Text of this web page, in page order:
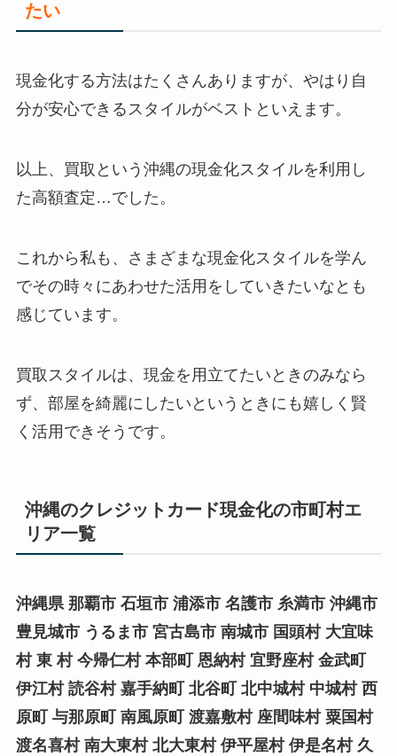
たい
現金化する方法はたくさんありますが、やはり自
分が安心できるスタイルがベストといえます。
以上、買取という沖縄の現金化スタイルを利用し
た高額査定…でした。
これから私も、さまざまな現金化スタイルを学ん
でその時々にあわせた活用をしていきたいなとも
感じています。
買取スタイルは、現金を用立てたいときのみなら
ず、部屋を綺麗にしたいというときにも嬉しく賢
く活用できそうです。
沖縄のクレジットカード現金化の市町村エ
リア一覧
沖縄県 那覇市 石垣市 浦添市 名護市 糸満市 沖縄市
豊見城市 うるま市 宮古島市 南城市 国頭村 大宜味
村 東 村 今帰仁村 本部町 恩納村 宜野座村 金武町
伊江村 読谷村 嘉手納町 北谷町 北中城村 中城村 西
原町 与那原町 南風原町 渡嘉敷村 座間味村 粟国村
渡名喜村 南大東村 北大東村 伊平屋村 伊是名村 久